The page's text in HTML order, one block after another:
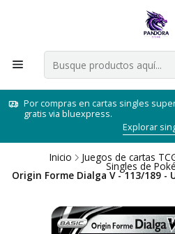
Por compras en cartas singles
gratis via bluexpress.
Explorar
Inicio Juegos de cartas
Singles de
Origin Forme Dialga V - 113/189 -